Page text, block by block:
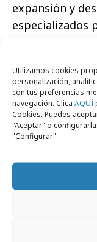
Utilizamos cookies
personalización,
con tus preferencias
navegación. Clica AQUÍ
Cookies. Puedes
"Aceptar" o
"Configurar".
expansión y
especializados
la experiencia
en cualquier